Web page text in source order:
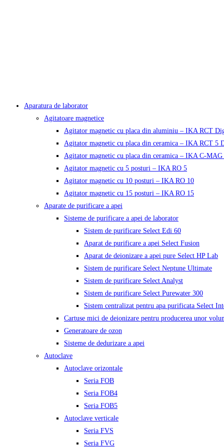
Aparatura de laborator
Agitatoare magnetice
Agitator magnetic cu placa din aluminiu – IKA RCT
Agitator magnetic cu placa din ceramica – IKA RCT 5
Agitator magnetic cu placa din ceramica – IKA C-MAG
Agitator magnetic cu 5 posturi – IKA RO 5
Agitator magnetic cu 10 posturi – IKA RO 10
Agitator magnetic cu 15 posturi – IKA RO 15
Aparate de purificare a apei
Sisteme de purificare a apei de laborator
Sistem de purificare Select Edi 60
Aparat de purificare a apei Select Fusion
Aparat de deionizare a apei pure Select HP Lab
Sistem de purificare Select Neptune Ultimate
Sistem de purificare Select Analyst
Sistem de purificare Select Purewater 300
Sistem centralizat pentru apa purificata Select
Cartuse mici de deionizare pentru producerea unor
Generatoare de ozon
Sisteme de dedurizare a apei
Autoclave
Autoclave orizontale
Seria FOB
Seria FOB4
Seria FOB5
Autoclave verticale
Seria FVS
Seria FVG